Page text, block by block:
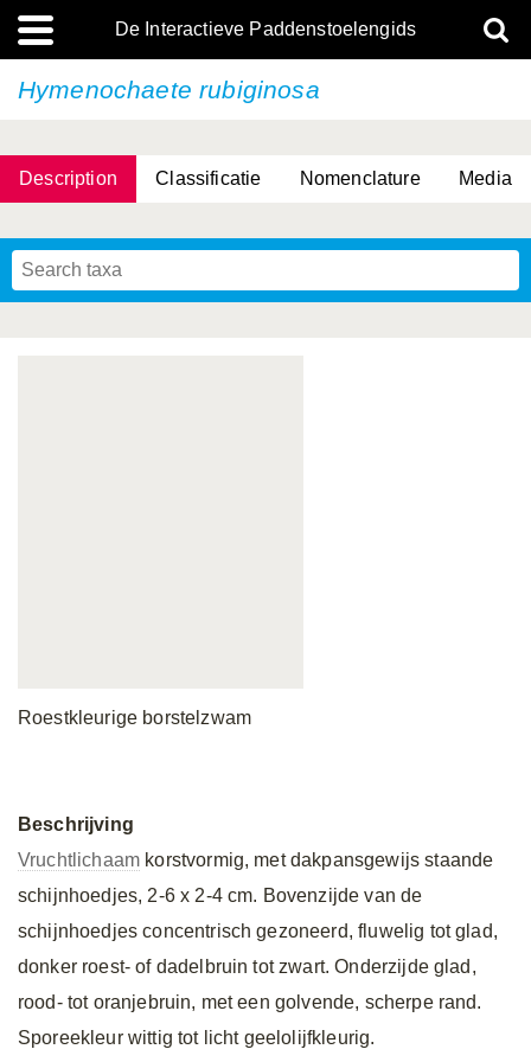
De Interactieve Paddenstoelengids
Hymenochaete rubiginosa
Description Classificatie Nomenclature Media
Roestkleurige borstelzwam
Beschrijving
Vruchtlichaam korstvormig, met dakpansgewijs staande
schijnhoedjes, 2-6 x 2-4 cm. Bovenzijde van de
schijnhoedjes concentrisch gezoneerd, fluwelig tot glad,
donker roest- of dadelbruin tot zwart. Onderzijde glad,
rood- tot oranjebruin, met een golvende, scherpe rand.
Sporeekleur wittig tot licht geelolijfkleurig.